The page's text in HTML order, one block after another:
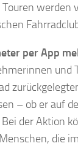
Touren werden
per App
und
– ob er auf
Bei der Aktion
die